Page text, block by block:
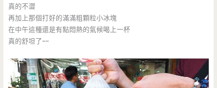
真的不澀
再加上那個打好的滿滿粗顆粒小冰塊
在中午這種還是有點悶熱的氣候喝上一杯
真的舒坦了~~